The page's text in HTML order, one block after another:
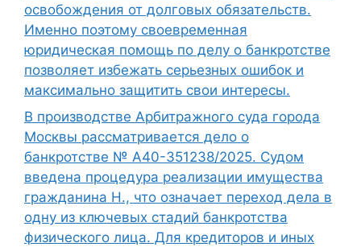
освобождения от долговых обязательств.
Именно поэтому своевременная
юридическая помощь по делу о банкротстве
позволяет избежать серьезных ошибок и
максимально защитить свои интересы.
В производстве Арбитражного суда города
Москвы рассматривается дело о
банкротстве № А40-351238/2025. Судом
введена процедура реализации имущества
гражданина Н., что означает переход дела в
одну из ключевых стадий банкротства
физического лица. Для кредиторов и иных